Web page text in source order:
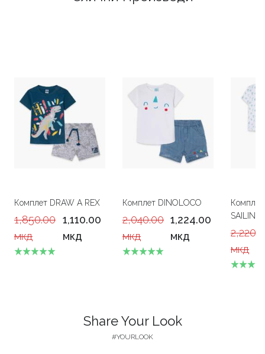
Комплет DRAW A REX
1,850.00
мкд
1,110.00
мкд
Комплет DINOLOCO
2,040.00
мкд
1,224.00
мкд
SAILING
мкд
Share Your Look
#YOURLOOK